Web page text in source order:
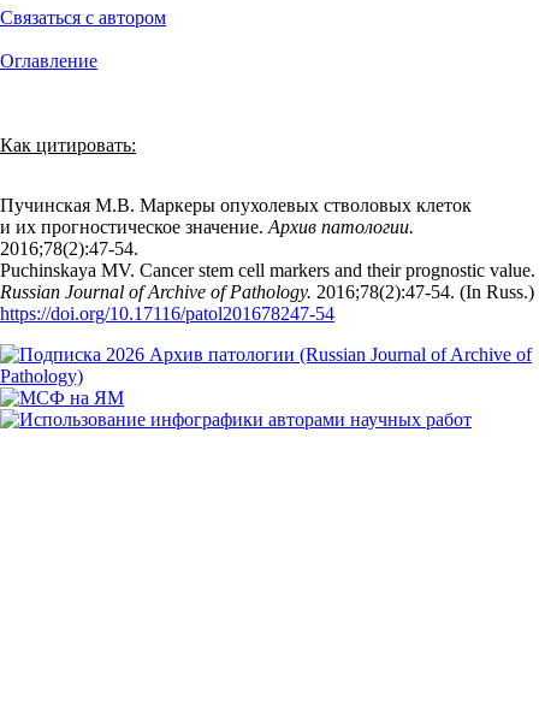
Связаться с автором
Оглавление
Как цитировать:
Пучинская М.В. Маркеры опухолевых стволовых клеток
и их прогностическое значение. Архив патологии.
2016;78(2):47‑54.
Puchinskaya MV. Cancer stem cell markers and their prognostic value.
Russian Journal of Archive of Pathology. 2016;78(2):47‑54. (In Russ.)
https://doi.org/10.17116/patol201678247-54